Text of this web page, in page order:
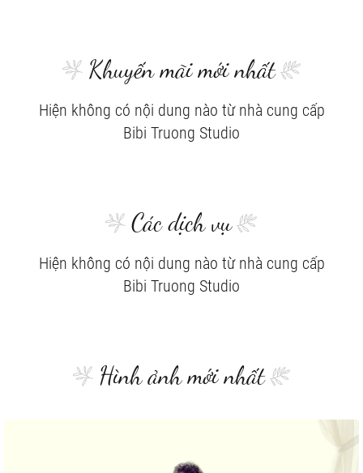
Khuyến mãi mới nhất
Hiện không có nội dung nào từ nhà cung cấp
Bibi Truong Studio
Các dịch vụ
Hiện không có nội dung nào từ nhà cung cấp
Bibi Truong Studio
Hình ảnh mới nhất